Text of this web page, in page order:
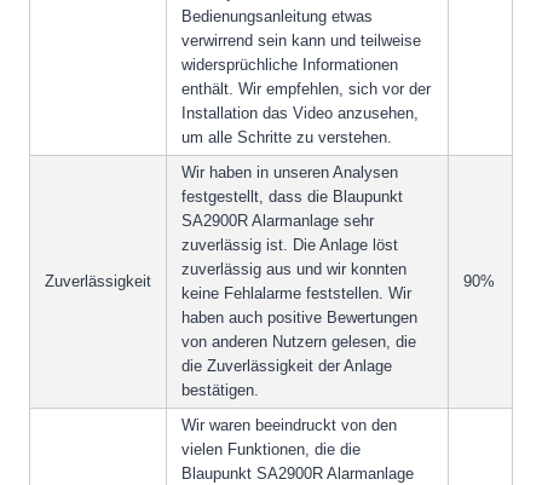
Bedienungsanleitung etwas
verwirrend sein kann und teilweise
widersprüchliche Informationen
enthält. Wir empfehlen, sich vor der
Installation das Video anzusehen,
um alle Schritte zu verstehen.
Zuverlässigkeit
Wir haben in unseren Analysen
festgestellt, dass die Blaupunkt
SA2900R Alarmanlage sehr
zuverlässig ist. Die Anlage löst
zuverlässig aus und wir konnten
keine Fehlalarme feststellen. Wir
haben auch positive Bewertungen
von anderen Nutzern gelesen, die
die Zuverlässigkeit der Anlage
bestätigen.
90%
Wir waren beeindruckt von den
vielen Funktionen, die die
Blaupunkt SA2900R Alarmanlage